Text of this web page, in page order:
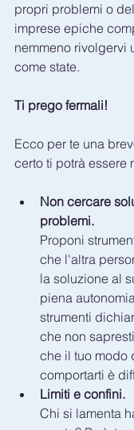
propri problemi o
imprese epiche
nemmeno rivolgervi
come state.
Ti prego fermali!
Ecco per te una
certo ti potrà essere
Non cercare
problemi.
Proponi
che l'altra
la soluzione al
piena
strumenti
che non
che il tuo modo
comportarti è
Limiti e confini.
Chi si lamenta